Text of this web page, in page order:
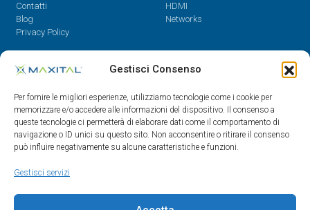
Gestisci Consenso
Per fornire le migliori esperienze, utilizziamo tecnologie come i cookie per
memorizzare e/o accedere alle informazioni del dispositivo. Il consenso a
queste tecnologie ci permetterà di elaborare dati come il comportamento di
navigazione o ID unici su questo sito. Non acconsentire o ritirare il consenso
può influire negativamente su alcune caratteristiche e funzioni.
Gestisci servizi
Contatti
Blog
Privacy Policy
HDMI
Networks
Contatti
08.30 - 12.30 / 14 - 18
0522/909701
0522/909748